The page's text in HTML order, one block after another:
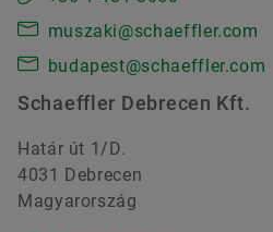
muszaki@schaeffler.com
budapest@schaeffler.com
Schaeffler Debrecen Kft.
Határ út 1/D.
4031 Debrecen
Magyarország